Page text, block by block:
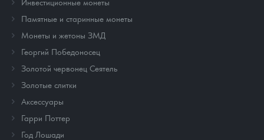
Памятные и старинные монеты
Монеты и жетоны ЗМД
Георгий Победоносец
Золотой червонец Сеятель
Золотые слитки
Аксессуары
Гарри Поттер
Год Лошади